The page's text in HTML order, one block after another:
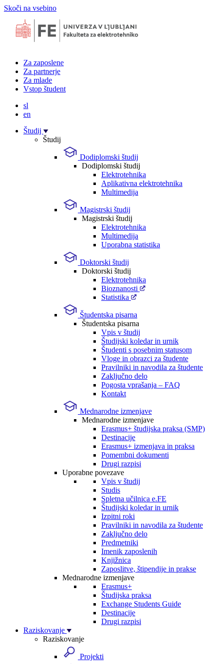
Skoči na vsebino
Za zaposlene
Za partnerje
Za mlade
Vstop študent
sl
en
Študij
Študij
Dodiplomski študij
Dodiplomski študij
Elektrotehnika
Aplikativna elektrotehnika
Multimedija
Magistrski študij
Magistrski študij
Elektrotehnika
Multimedija
Uporabna statistika
Doktorski študij
Doktorski študij
Elektrotehnika
Bioznanosti
Statistika
Študentska pisarna
Študentska pisarna
Vpis v študij
Študijski koledar in urnik
Študenti s posebnim statusom
Vloge in obrazci za študente
Pravilniki in navodila za študente
Zaključno delo
Pogosta vprašanja – FAQ
Kontakt
Mednarodne izmenjave
Mednarodne izmenjave
Erasmus+ študijska praksa (SMP)
Destinacije
Erasmus+ izmenjava in praksa
Pomembni dokumenti
Drugi razpisi
Uporabne povezave
Vpis v študij
Studis
Spletna učilnica e.FE
Študijski koledar in urnik
Izpitni roki
Pravilniki in navodila za študente
Zaključno delo
Predmetniki
Imenik zaposlenih
Knjižnica
Zaposlitve, štipendije in prakse
Mednarodne izmenjave
Erasmus+
Študijska praksa
Exchange Students Guide
Destinacije
Drugi razpisi
Raziskovanje
Raziskovanje
Projekti